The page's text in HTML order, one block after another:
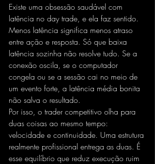
Existe uma obsessão saudável com
latência no day trade, e ela faz sentido.
Menos latência significa menos atraso
entre ação e resposta. Só que baixa
latência sozinha não resolve tudo. Se a
conexão oscila, se o computador
congela ou se a sessão cai no meio de
um evento forte, a latência média bonita
não salva o resultado.
Por isso, o trader competitivo olha para
duas coisas ao mesmo tempo:
velocidade e continuidade. Uma estrutura
realmente profissional entrega as duas. É
esse equilíbrio que reduz execução ruim